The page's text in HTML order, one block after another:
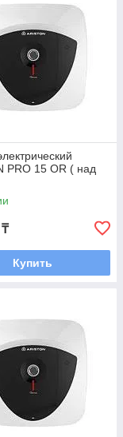
PRO 15 OR ( над
₸
Купить